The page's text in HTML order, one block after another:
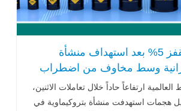
أسعار النفط تقفز 5% بعد استهداف منشأة
وسط مخاوف من اضطراب
ارتفاعاً حاداً خلال تعاملات الاثنين،
هجمات استهدفت منشأة بتروكيماوية في